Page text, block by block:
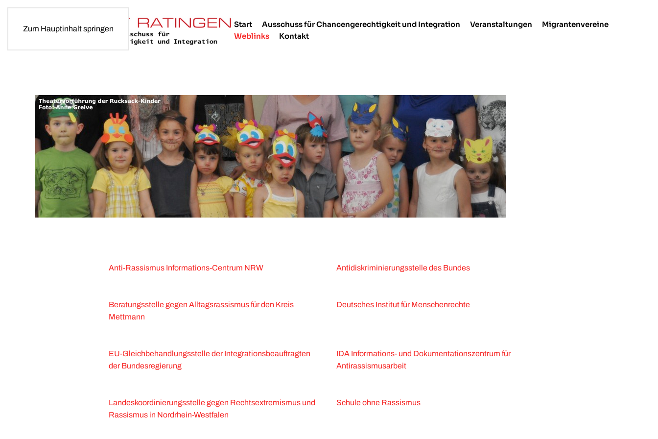
Zum Hauptinhalt springen Start Ausschuss für Chancengerechtigkeit und Integration Veranstaltungen
Migrantenvereine
Weblinks
Kontakt
Anti-Rassismus Informations-Centrum NRW Antidiskriminierungsstelle des Bundes
Beratungsstelle gegen Alltagsrassismus für den Kreis
Mettmann
Deutsches Institut für Menschenrechte
EU-Gleichbehandlungsstelle der Integrationsbeauftragten
der Bundesregierung
IDA Informations- und Dokumentationszentrum für
Antirassismusarbeit
Landeskoordinierungsstelle gegen Rechtsextremismus und
Rassismus in Nordrhein-Westfalen
Schule ohne Rassismus